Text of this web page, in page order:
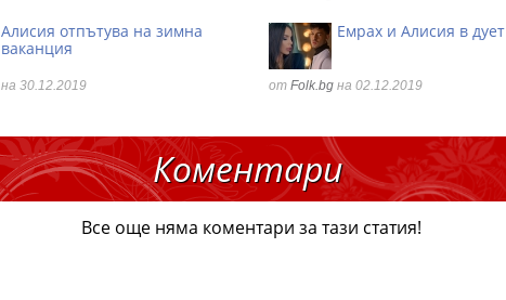
Алисия отпътува на зимна
ваканция
на 30.12.2019
Емрах и Алисия в дует
от Folk.bg на 02.12.2019
Коментари
Все още няма коментари за тази статия!